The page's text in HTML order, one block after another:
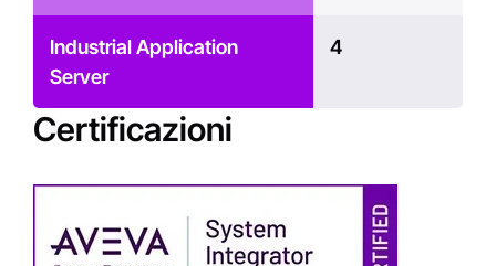
Certificazioni
Industrial Application
Server
4